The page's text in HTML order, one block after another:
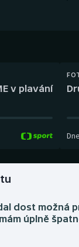
v plavání
dost možná
úplně